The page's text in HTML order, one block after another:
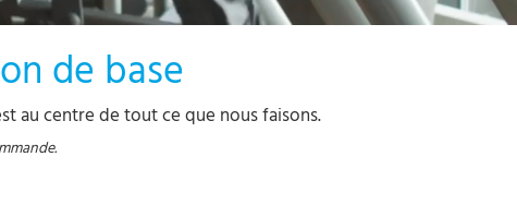
de base
au centre de tout ce que nous faisons.